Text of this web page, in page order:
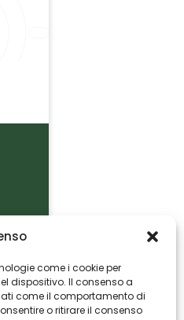
come i cookie per
dispositivo. Il consenso a
come il comportamento di
o ritirare il consenso